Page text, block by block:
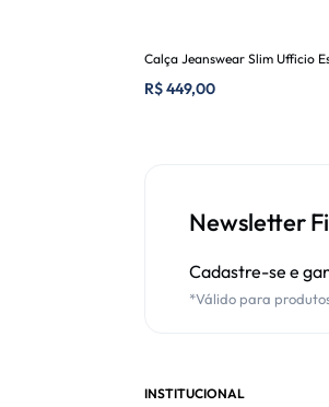
Calça Jeanswear Slim Ufficio
R$449,00
Newsletter
Cadastre-se e
*Válido para
INSTITUCIONAL